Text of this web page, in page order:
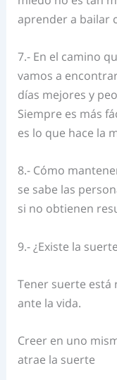
aprender a bailar
7.- En el camino
vamos a
días mejores y
Siempre es más
es lo que hace la
8.- Cómo
se sabe las
si no obtienen
9.- ¿Existe la
Tener suerte
ante la vida.
Creer en uno
atrae la suerte